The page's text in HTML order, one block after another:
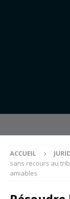
ACCUEIL
sans recours au
amiables